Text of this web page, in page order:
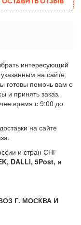
интересующий
на сайте
готовы помочь вам с
и принять заказ.
время с 9:00 до
на сайте
и стран СНГ
DALLI, 5Post, и
Г. МОСКВА И